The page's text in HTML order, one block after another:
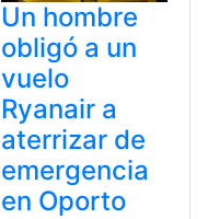
Un hombre
obligó a un
vuelo
Ryanair a
aterrizar de
emergencia
en Oporto